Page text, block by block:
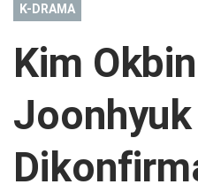
K-DRAMA
Kim
Joonhyuk